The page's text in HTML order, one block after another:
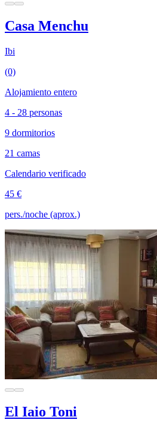
Casa Menchu
Ibi
(0)
Alojamiento entero
4 - 28 personas
9 dormitorios
21 camas
Calendario verificado
45 €
pers./noche (aprox.)
El Iaio Toni